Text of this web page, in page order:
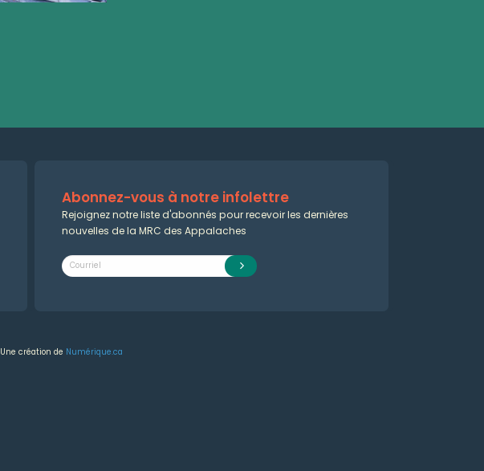
Abonnez-vous à notre infolettre
Rejoignez notre liste d'abonnés pour recevoir les dernières
nouvelles de la MRC des Appalaches
création de Numérique.ca